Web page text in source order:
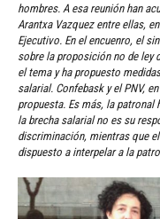
hombres. A esa reunión han
Arantxa Vazquez entre ellas,
Ejecutivo. En el encuenro, el
sobre la proposición no de ley
el tema y ha propuesto
salarial. Confebask y el PNV,
propuesta. Es más, la patronal
la brecha salarial no es su
discriminación, mientras que
dispuesto a interpelar a la